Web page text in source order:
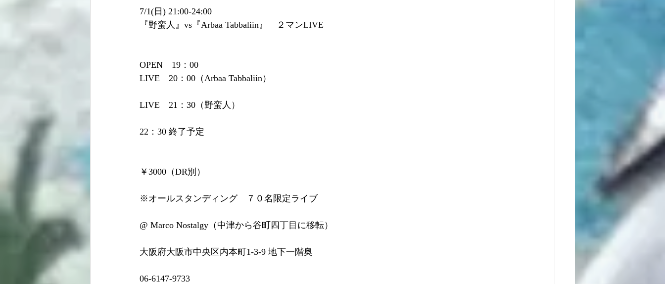
7/1(日) 21:00-24:00
『野蛮人』vs『Arbaa Tabbaliin』　２マンLIVE
OPEN　19：00
LIVE　20：00（Arbaa Tabbaliin）
LIVE　21：30（野蛮人）
22：30 終了予定
￥3000（DR別）
※オールスタンディング　７０名限定ライブ
@ Marco Nostalgy（中津から谷町四丁目に移転）
大阪府大阪市中央区内本町1-3-9 地下一階奥
06-6147-9733